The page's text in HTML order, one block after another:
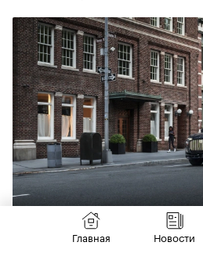
Для американских покупателей
мотор V8 почти на 600 сил(Фото:
Главная Новости